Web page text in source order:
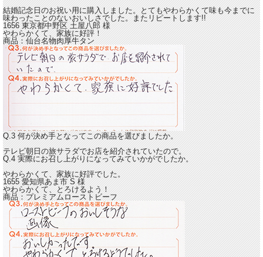
結婚記念日のお祝い用に購入しました。とてもやわらかくて味も今までに
味わったことのないおいしさでした。またリピートします!!
1656 東京都中野区土屋八郎様
やわらかくて、家族に好評！
商品：仙台名物肉厚牛タン
Q.3 何が決め手となってこの商品を選びましたか。
テレビ朝日の旅サラダでお店を紹介されていたので。
Q.4 実際にお召し上がりになってみていかがでしたか。
やわらかくて、家族に好評でした。
1655 愛知県あま市S様
やわらかくて、とろけるよう！
商品：プレミアムローストビーフ